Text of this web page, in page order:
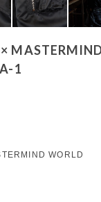
1
WORLD